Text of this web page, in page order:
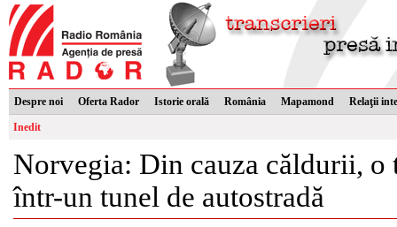
Despre noi Oferta Rador Istorie orală România Mapamond Relaţii
Inedit
Norvegia: Din cauza căldurii, o
într-un tunel de autostradă